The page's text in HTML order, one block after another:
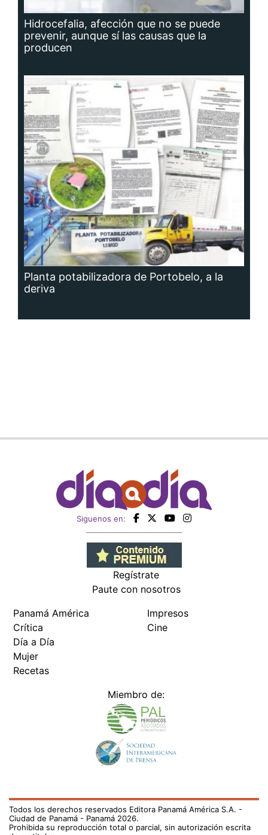
Hidrocefalia, afección que no se puede
prevenir, aunque sí las causas que la
producen
Planta potabilizadora de Portobelo, a la
deriva
Siguenos en:
Regístrate
Paute con nosotros
Panamá América
Crítica
Día a Día
Mujer
Recetas
Impresos
Cine
Miembro de:
Todos los derechos reservados Editora Panamá América S.A. -
Ciudad de Panamá - Panamá 2026.
Prohibida su reproducción total o parcial, sin autorización escrita